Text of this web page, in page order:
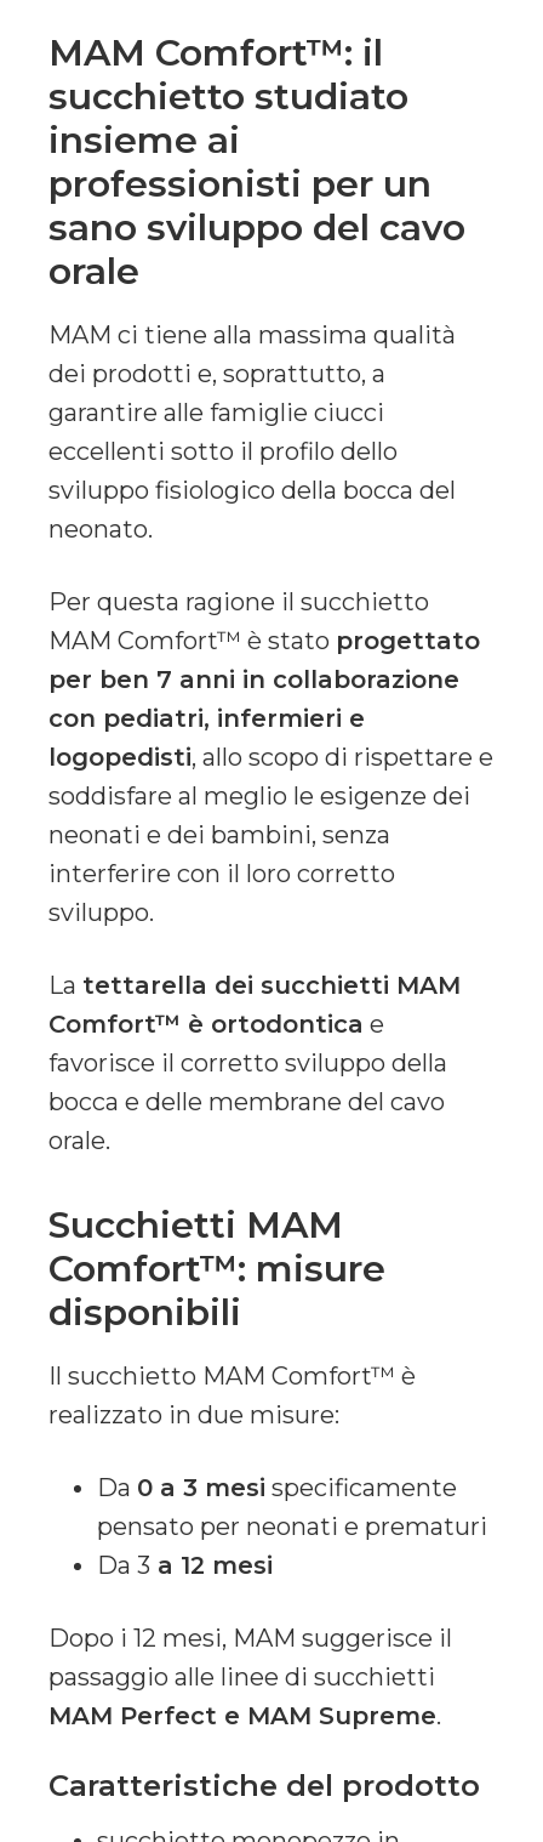
MAM Comfort™: il
succhietto studiato
insieme ai
professionisti per un
sano sviluppo del cavo
orale
MAM ci tiene alla massima qualità
dei prodotti e, soprattutto, a
garantire alle famiglie ciucci
eccellenti sotto il profilo dello
sviluppo fisiologico della bocca del
neonato.
Per questa ragione il succhietto
MAM Comfort™ è stato progettato
per ben 7 anni in collaborazione
con pediatri, infermieri e
logopedisti, allo scopo di rispettare e
soddisfare al meglio le esigenze dei
neonati e dei bambini, senza
interferire con il loro corretto
sviluppo.
La tettarella dei succhietti MAM
Comfort™ è ortodontica e
favorisce il corretto sviluppo della
bocca e delle membrane del cavo
orale.
Succhietti MAM
Comfort™: misure
disponibili
Il succhietto MAM Comfort™ è
realizzato in due misure:
Da 0 a 3 mesi specificamente
pensato per neonati e prematuri
Da 3 a 12 mesi
Dopo i 12 mesi, MAM suggerisce il
passaggio alle linee di succhietti
MAM Perfect e MAM Supreme.
Caratteristiche del prodotto